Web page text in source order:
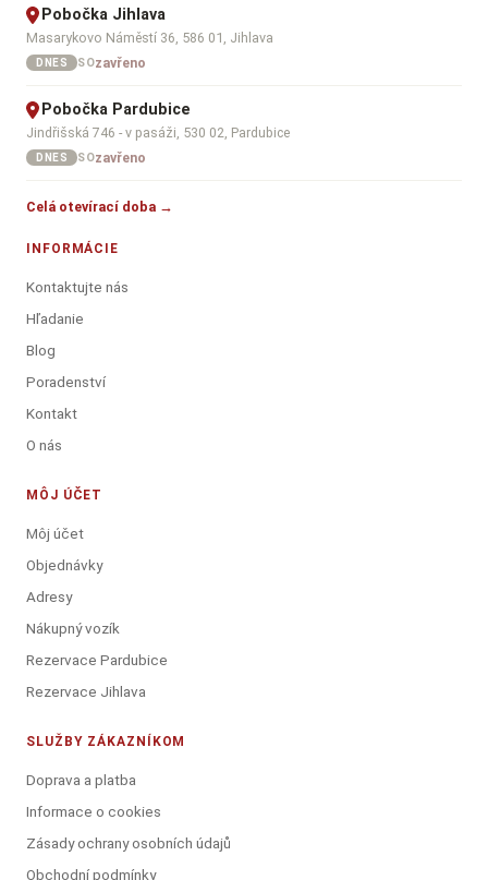
Pobočka Jihlava
Masarykovo Náměstí 36, 586 01, Jihlava
DNES SOzavřeno
Pobočka Pardubice
Jindřišská 746 - v pasáži, 530 02, Pardubice
DNES SOzavřeno
Celá otevírací doba →
INFORMÁCIE
Kontaktujte nás
Hľadanie
Blog
Poradenství
Kontakt
O nás
MÔJ ÚČET
Môj účet
Objednávky
Adresy
Nákupný vozík
Rezervace Pardubice
Rezervace Jihlava
SLUŽBY ZÁKAZNÍKOM
Doprava a platba
Informace o cookies
Zásady ochrany osobních údajů
Obchodní podmínky